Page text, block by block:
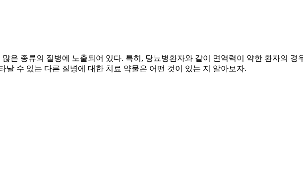
은 종류의 질병에 노출되어 있다. 특히, 당뇨병환자와 같이 면역력이 약한 환자의 경
수 있는 다른 질병에 대한 치료 약물은 어떤 것이 있는 지 알아보자.